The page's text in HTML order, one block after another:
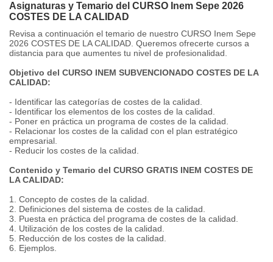
Asignaturas y Temario del CURSO Inem Sepe 2026
COSTES DE LA CALIDAD
Revisa a continuación el temario de nuestro CURSO Inem Sepe
2026 COSTES DE LA CALIDAD. Queremos ofrecerte cursos a
distancia para que aumentes tu nivel de profesionalidad.
Objetivo del CURSO INEM SUBVENCIONADO COSTES DE LA
CALIDAD:
- Identificar las categorías de costes de la calidad.
- Identificar los elementos de los costes de la calidad.
- Poner en práctica un programa de costes de la calidad.
- Relacionar los costes de la calidad con el plan estratégico
empresarial.
- Reducir los costes de la calidad.
Contenido y Temario del CURSO GRATIS INEM COSTES DE
LA CALIDAD:
1. Concepto de costes de la calidad.
2. Definiciones del sistema de costes de la calidad.
3. Puesta en práctica del programa de costes de la calidad.
4. Utilización de los costes de la calidad.
5. Reducción de los costes de la calidad.
6. Ejemplos.